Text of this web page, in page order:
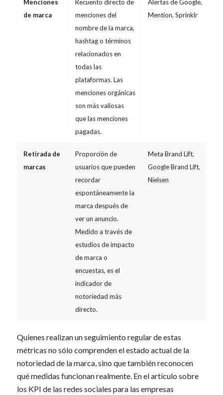
Menciones
de marca
Recuento directo de
menciones del
nombre de la marca,
hashtag o términos
relacionados en
todas las
plataformas. Las
menciones orgánicas
son más valiosas
que las menciones
pagadas.
Alertas de Google,
Mention, Sprinklr
Retirada de
marcas
Proporción de
usuarios que pueden
recordar
espontáneamente la
marca después de
ver un anuncio.
Medido a través de
estudios de impacto
de marca o
encuestas, es el
indicador de
notoriedad más
directo.
Meta Brand Lift,
Google Brand Lift,
Nielsen
Quienes realizan un seguimiento regular de estas
métricas no sólo comprenden el estado actual de la
notoriedad de la marca, sino que también reconocen
qué medidas funcionan realmente. En el artículo sobre
los KPI de las redes sociales para las empresas